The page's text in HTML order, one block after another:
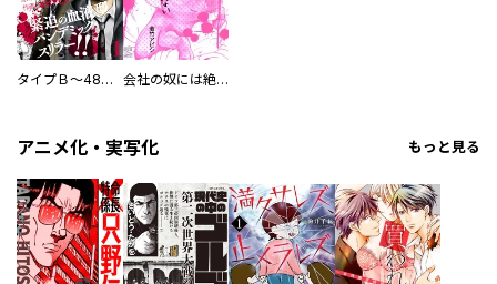
タイプＢ～48時間後、致死率100％～ 会社の奴には絶対知られたくない
アニメ化・実写化 もっと見る